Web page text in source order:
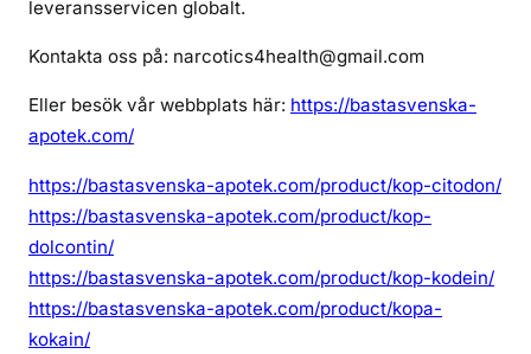
i
leveransservicen globalt.
Kontakta oss på: narcotics4health@gmail.com
Eller besök vår webbplats här: https://bastasvenska-
apotek.com/
https://bastasvenska-apotek.com/product/kop-citodon/
https://bastasvenska-apotek.com/product/kop-
dolcontin/
https://bastasvenska-apotek.com/product/kop-kodein/
https://bastasvenska-apotek.com/product/kopa-
kokain/